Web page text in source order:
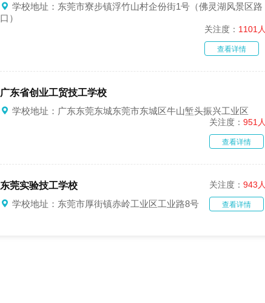
学校地址：东莞市寮步镇浮竹山村企份街1号（佛灵湖风景区路
口）
关注度： 1101人
查看详情
广东省创业工贸技工学校
学校地址：广东东莞东城东莞市东城区牛山堑头振兴工业区
关注度：951人
查看详情
东莞实验技工学校
学校地址：东莞市厚街镇赤岭工业区工业路8号
关注度：943人
查看详情